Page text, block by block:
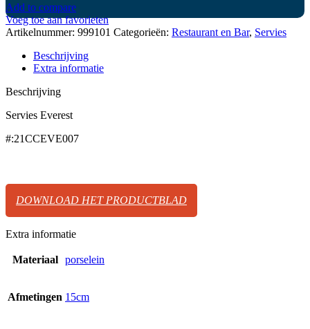
Add to compare
Voeg toe aan favorieten
Artikelnummer: 999101 Categorieën: Restaurant en Bar, Servies
Beschrijving
Extra informatie
Beschrijving
Servies Everest
#:21CCEVE007
DOWNLOAD HET PRODUCTBLAD
Extra informatie
Materiaal porselein
Afmetingen 15cm